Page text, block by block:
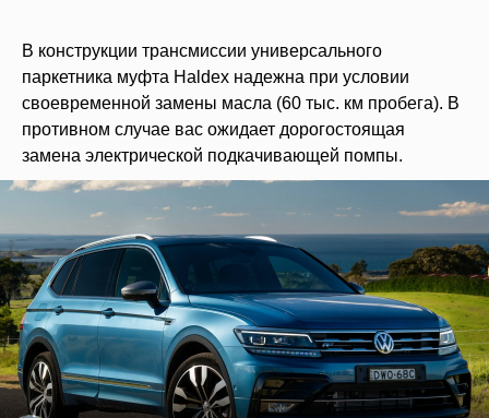
В конструкции трансмиссии универсального
паркетника муфта Haldex надежна при условии
своевременной замены масла (60 тыс. км пробега). В
противном случае вас ожидает дорогостоящая
замена электрической подкачивающей помпы.